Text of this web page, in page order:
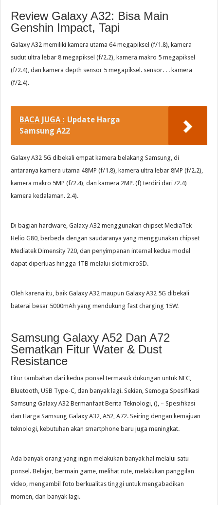
Review Galaxy A32: Bisa Main
Genshin Impact, Tapi
Galaxy A32 memiliki kamera utama 64 megapiksel (f/1.8), kamera
sudut ultra lebar 8 megapiksel (f/2.2), kamera makro 5 megapiksel
(f/2.4), dan kamera depth sensor 5 megapiksel. sensor. . . kamera
(f/2.4).
BACA JUGA : Update Harga
Samsung A22
Galaxy A32 5G dibekali empat kamera belakang Samsung, di
antaranya kamera utama 48MP (f/1.8), kamera ultra lebar 8MP (f/2.2),
kamera makro 5MP (f/2.4), dan kamera 2MP. (f) terdiri dari /2.4)
kamera kedalaman. 2.4).
Di bagian hardware, Galaxy A32 menggunakan chipset MediaTek
Helio G80, berbeda dengan saudaranya yang menggunakan chipset
Mediatek Dimensity 720, dan penyimpanan internal kedua model
dapat diperluas hingga 1TB melalui slot microSD.
Oleh karena itu, baik Galaxy A32 maupun Galaxy A32 5G dibekali
baterai besar 5000mAh yang mendukung fast charging 15W.
Samsung Galaxy A52 Dan A72
Sematkan Fitur Water & Dust
Resistance
Fitur tambahan dari kedua ponsel termasuk dukungan untuk NFC,
Bluetooth, USB Type-C, dan banyak lagi. Sekian, Semoga Spesifikasi
Samsung Galaxy A32 Bermanfaat Berita Teknologi, (), – Spesifikasi
dan Harga Samsung Galaxy A32, A52, A72. Seiring dengan kemajuan
teknologi, kebutuhan akan smartphone baru juga meningkat.
Ada banyak orang yang ingin melakukan banyak hal melalui satu
ponsel. Belajar, bermain game, melihat rute, melakukan panggilan
video, mengambil foto berkualitas tinggi untuk mengabadikan
momen, dan banyak lagi.